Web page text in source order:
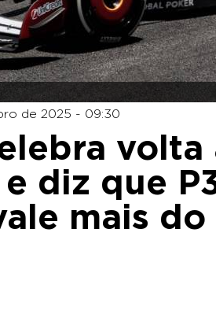
de 2025 - 09:30
volta
diz que
mais